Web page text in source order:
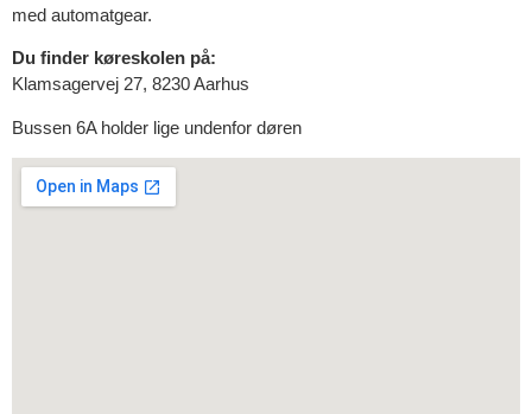
med automatgear.
Du finder køreskolen på:
Klamsagervej 27, 8230 Aarhus
Bussen 6A holder lige undenfor døren